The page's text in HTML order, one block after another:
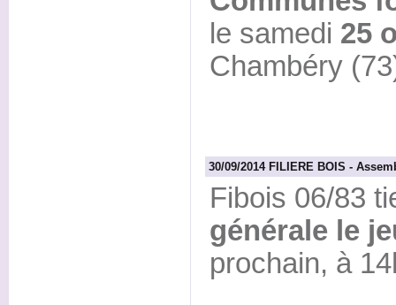
le samedi 25
Chambéry
30/09/2014 FILIERE BOIS -
Fibois 06/83
générale le
prochain, à